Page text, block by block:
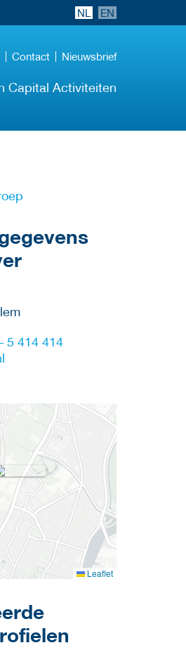
NL EN
Contact Nieuwsbrief
Capital Activiteiten
5 414 414
Leaflet